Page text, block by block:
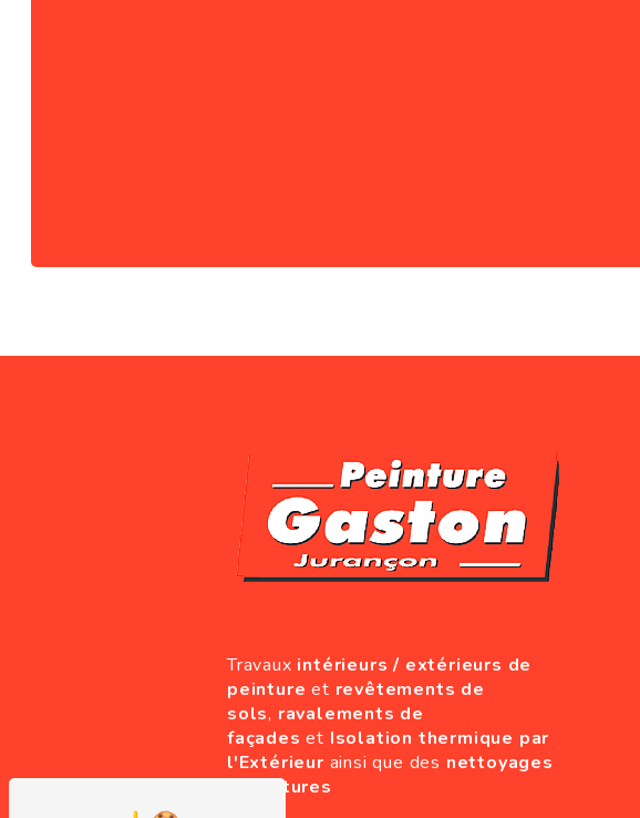
Travaux intérieurs / extérieurs de
peinture et revêtements de
sols, ravalements de
façades et Isolation thermique par
l'Extérieur ainsi que des nettoyages
de toitures